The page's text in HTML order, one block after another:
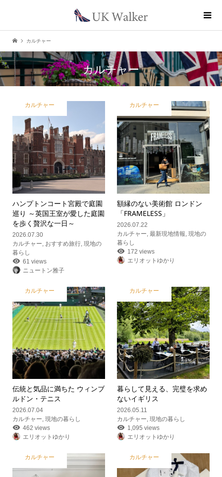
カルチャー
カルチャー
カルチャー
ハンプトンコート宮殿で庭園
巡り ～英国王室が愛した庭園
を歩く贅沢な一日～
2026.07.30
カルチャー おすすめ旅行, 現地の
暮らし
61 views
ニュートン雅子
カルチャー
額縁のない美術館 ロンドン
「FRAMELESS」
2026.07.22
カルチャー ,最新現地情報 ,現地の
暮らし
172 views
エリオットゆかり
カルチャー
伝統と気品に満ちた ウィンブ
ルドン・テニス
2026.07.04
カルチャー, 現地の暮らし
462 views
エリオットゆかり
カルチャー
暮らして見える、完璧を求め
ないイギリス
2026.05.11
カルチャー,現地の暮らし
1,095 views
エリオットゆかり
カルチャー カルチャー